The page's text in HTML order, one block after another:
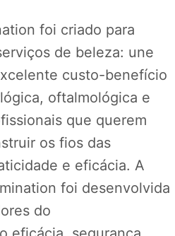
foi criado para
de beleza: une
custo-benefício
oftalmológica e
que querem
os fios das
e eficácia. A
foi desenvolvida
do